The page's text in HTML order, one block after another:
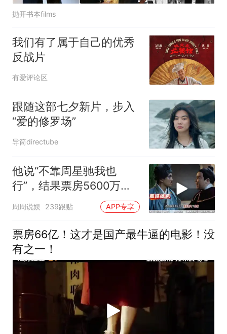
抛开书本films
我们有了属于自己的优秀
反战片
有爱评论区
跟随这部七夕新片，步入
“爱的修罗场”
导筒directube
他说“不靠周星驰我也
行”，结果票房5600万，
周周说娱 239跟贴 APP专享
票房66亿！这才是国产最牛逼的电影！没
有之一！